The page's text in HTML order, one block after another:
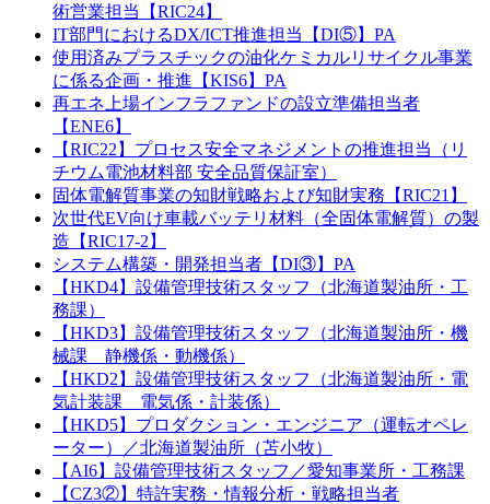
術営業担当【RIC24】
IT部門におけるDX/ICT推進担当【DI⑤】PA
使用済みプラスチックの油化ケミカルリサイクル事業
に係る企画・推進【KIS6】PA
再エネ上場インフラファンドの設立準備担当者
【ENE6】
【RIC22】プロセス安全マネジメントの推進担当（リ
チウム電池材料部 安全品質保証室）
固体電解質事業の知財戦略および知財実務【RIC21】
次世代EV向け車載バッテリ材料（全固体電解質）の製
造【RIC17-2】
システム構築・開発担当者【DI③】PA
【HKD4】設備管理技術スタッフ（北海道製油所・工
務課）
【HKD3】設備管理技術スタッフ（北海道製油所・機
械課 静機係・動機係）
【HKD2】設備管理技術スタッフ（北海道製油所・電
気計装課 電気係・計装係）
【HKD5】プロダクション・エンジニア（運転オペレ
ーター）／北海道製油所（苫小牧）
【AI6】設備管理技術スタッフ／愛知事業所・工務課
【CZ3②】特許実務・情報分析・戦略担当者